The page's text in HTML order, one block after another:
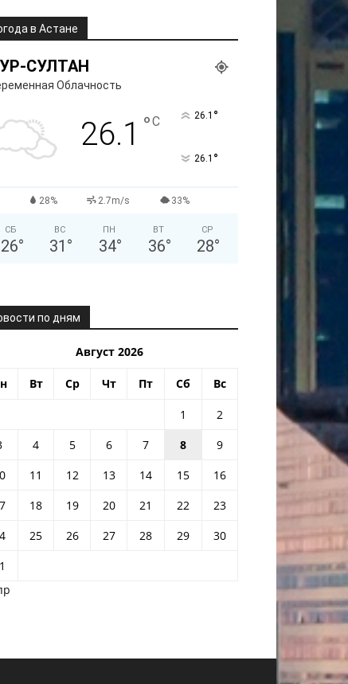
в Астане
СУЛТАН
Облачность
26.1 °C 26.1 °
26.1 °
28% 2.7m/s 33%
СБ
26°
ВС
31 °
ПН
34°
ВТ
36°
СР
28°
по дням
Август 2026
Вт Ср Чт Пт Сб Вс
1
2
4 5 6 7 8
9
11 12 13 14 15
16
18 19 20 21 22
23
25 26 27 28 29
30